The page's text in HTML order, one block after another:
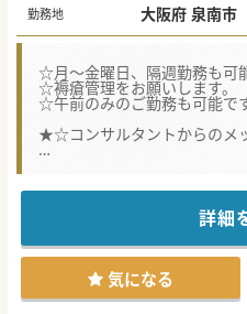
勤務地 大阪府 泉南市
☆月～金曜日、隔週勤務も可
☆褥瘡管理をお願いします。
☆午前のみのご勤務も可能です
★☆コンサルタントからの
詳細
気になる